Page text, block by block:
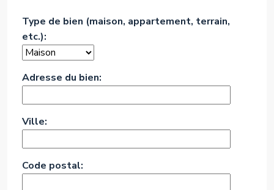
Type de bien (maison, appartement, terrain,
etc.):
Adresse du bien:
Ville:
Code postal: